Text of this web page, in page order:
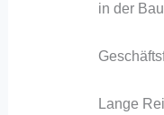
in der
Lange